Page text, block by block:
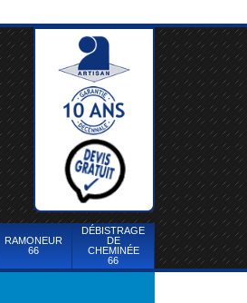
RAMONEUR
66
DÉBISTRAGE
DE
CHEMINÉE
66